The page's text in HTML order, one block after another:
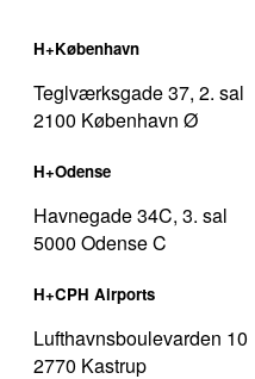
H+København
Teglværksgade 37, 2. sal
2100 København Ø
H+Odense
Havnegade 34C, 3. sal
5000 Odense C
H+CPH Airports
Lufthavnsboulevarden 10
2770 Kastrup